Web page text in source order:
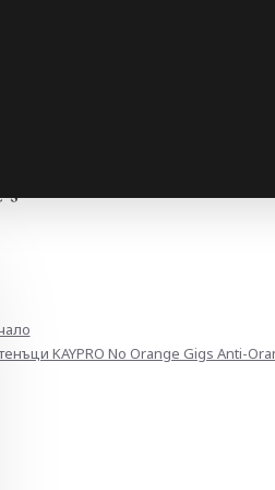
KAYPRO No Orange Gigs Anti-